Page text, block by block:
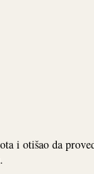
i otišao da